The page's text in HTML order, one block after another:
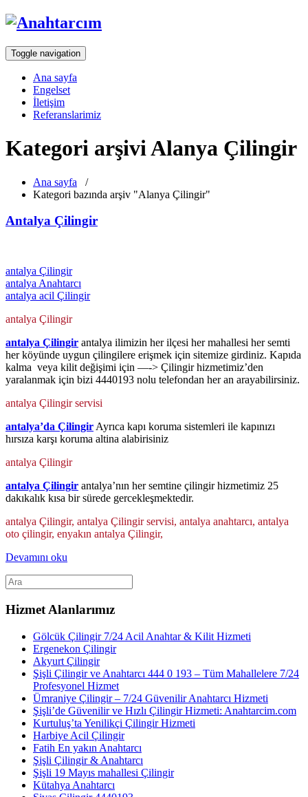
Toggle navigation
Ana sayfa
Engelset
İletişim
Referanslarimiz
Kategori arşivi Alanya Çilingir
Ana sayfa /
Kategori bazında arşiv "Alanya Çilingir"
Antalya Çilingir
antalya Çilingir
antalya Anahtarcı
antalya acil Çilingir
antalya Çilingir
antalya Çilingir antalya ilimizin her ilçesi her mahallesi her semti
her köyünde uygun çilingilere erişmek için sitemize girdiniz. Kapıda
kalma veya kilit değişimi için —-> Çilingir hizmetimiz’den
yaralanmak için bizi 4440193 nolu telefondan her an arayabilirsiniz.
antalya Çilingir servisi
antalya’da Çilingir Ayrıca kapı koruma sistemleri ile kapınızı
hırsıza karşı koruma altina alabirisiniz
antalya Çilingir
antalya Çilingir antalya’nın her semtine çilingir hizmetimiz 25
dakıkalık kısa bir sürede gercekleşmektedir.
antalya Çilingir, antalya Çilingir servisi, antalya anahtarcı, antalya
oto çilingir, enyakın antalya Çilingir,
Devamını oku
Hizmet Alanlarımız
Gölcük Çilingir 7/24 Acil Anahtar & Kilit Hizmeti
Ergenekon Çilingir
Akyurt Çilingir
Şişli Çilingir ve Anahtarcı 444 0 193 – Tüm Mahallelere 7/24
Profesyonel Hizmet
Ümraniye Çilingir – 7/24 Güvenilir Anahtarcı Hizmeti
Şişli’de Güvenilir ve Hızlı Çilingir Hizmeti: Anahtarcim.com
Kurtuluş’ta Yenilikçi Çilingir Hizmeti
Harbiye Acil Çilingir
Fatih En yakın Anahtarcı
Şişli Çilingir & Anahtarcı
Şişli 19 Mayıs mahallesi Çilingir
Kütahya Anahtarcı